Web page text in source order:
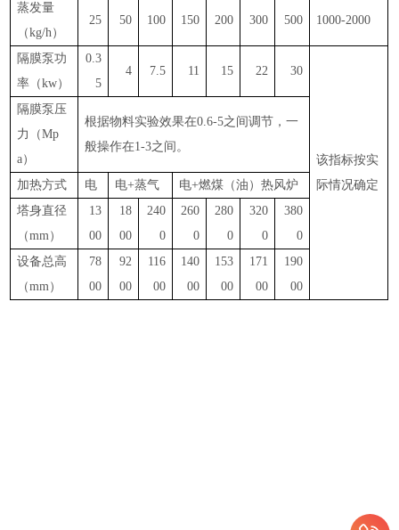
蒸发量
（kg/h）
25 50 100 150 200 300 500 1000-2000
隔膜泵功
率（kw）
0.3
5
4 7.5 11 15 22 30
该指标按实
际情况确定
隔膜泵压
力（Mp
a）
根据物料实验效果在0.6-5之间调节，一
般操作在1-3之间。
加热方式 电 电+蒸气 电+燃煤（油）热风炉
塔身直径
（mm）
13
00
18
00
240
0
260
0
280
0
320
0
380
0
设备总高
（mm）
78
00
92
00
116
00
140
00
153
00
171
00
190
00